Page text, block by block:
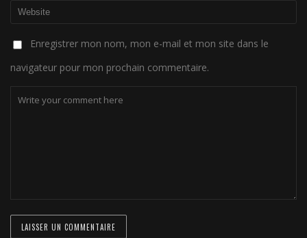
Enregistrer mon nom, mon e-mail et mon site dans le
navigateur pour mon prochain commentaire.